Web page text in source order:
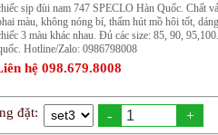
sịp đùi nam 747 SPECLO Hàn Quốc. Chất
màu, không nóng bí, thấm hút mồ hôi tốt,
3 màu khác nhau. Đủ các size: 85, 90,
Hotline/Zalo: 0986798008
hệ 098.679.8008
đặt: - +